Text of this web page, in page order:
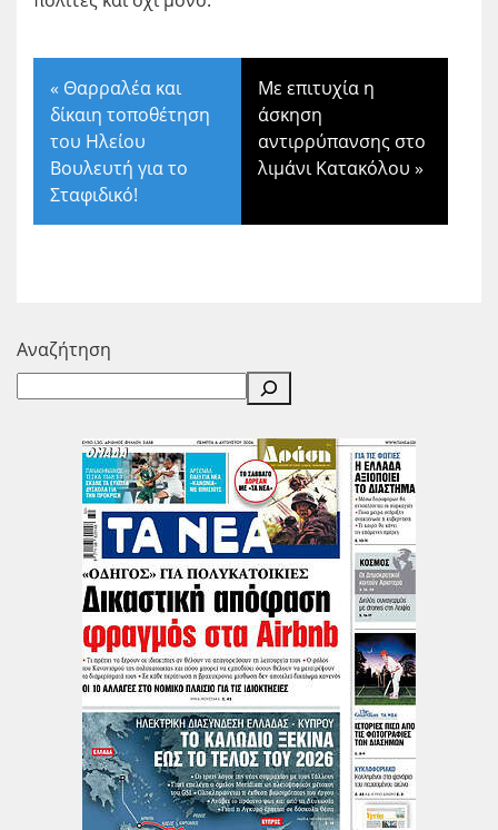
« Θαρραλέα και
δίκαιη τοποθέτηση
του Ηλείου
Βουλευτή για το
Σταφιδικό!
Με επιτυχία η
άσκηση
αντιρρύπανσης στο
λιμάνι Κατακόλου »
Αναζήτηση